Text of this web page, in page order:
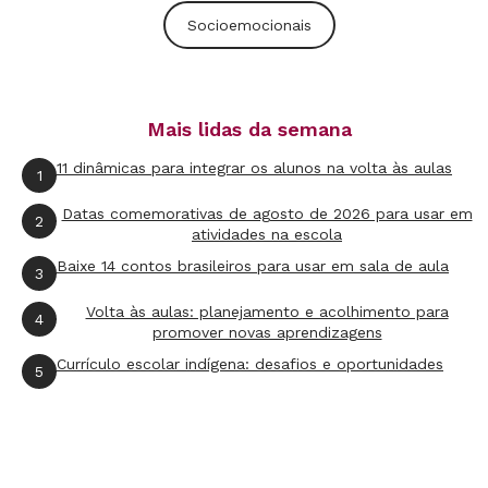
O que a BNCC propõe é colocar
comprometido com a apresentação do
conhecimento, mas também com a construção
das pessoas, o que nós chamamos de
desenvolvimento integral, explica Anita.
Zelar pelo processo de reconhecer esta nova
visão de educação nas escolas é um papel dos
gestores. “Se a gestão não considera que a
Socioemocionais
Mais lidas da semana
1 11 dinâmicas para integrar os alunos na volta às aulas
2
Datas comemorativas de agosto de 2026 para usar em
atividades na escola
3 Baixe 14 contos brasileiros para usar em sala de aula
4
Volta às aulas: planejamento e acolhimento para
promover novas aprendizagens
5 Currículo escolar indígena: desafios e oportunidades